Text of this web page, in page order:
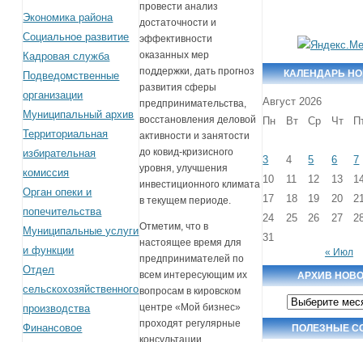
Экономика района
Социальное развитие
Кадровая служба
Подведомственные
организации
Муниципальный архив
Территориальная
избирательная
комиссия
Орган опеки и
попечительства
Муниципальные услуги
и функции
Отдел
сельскохозяйственного
производства
Финансовое
провести анализ
достаточности и
эффективности
оказанных мер
поддержки, дать прогноз
развития сферы
предпринимательства,
восстановления деловой
активности и занятости
до ковид-кризисного
уровня, улучшения
инвестиционного климата
в текущем периоде.
Отметим, что в
настоящее время для
предпринимателей по
всем интересующим их
вопросам в кировском
центре «Мой бизнес»
проходят регулярные
КАЛЕНДАРЬ
Август 2026
Пн
Вт Ср Чт
3 4 5 6
7
10
11 12 13
17
18 19 20
24
25 26 27
31
« Июл
АРХИВ
Архив
новостей
ПОЛЕЗНЫЕ